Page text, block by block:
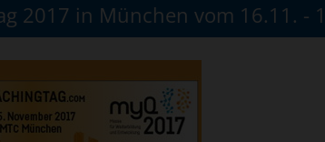
2017 in München vom 16.11. -